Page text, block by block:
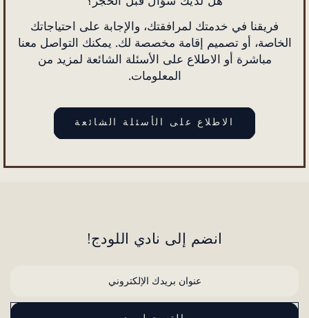
فريقنا في خدمتك لمرافقتك، والإجابة على احتياجاتك
الخاصة، أو تصميم إقامة مخصصة لك. يمكنك التواصل معنا
مباشرة أو الاطلاع على الأسئلة الشائعة لمزيد من
المعلومات.
الاطلاع على الأسئلة الشائعة
انضم إلى نادي اللودج!